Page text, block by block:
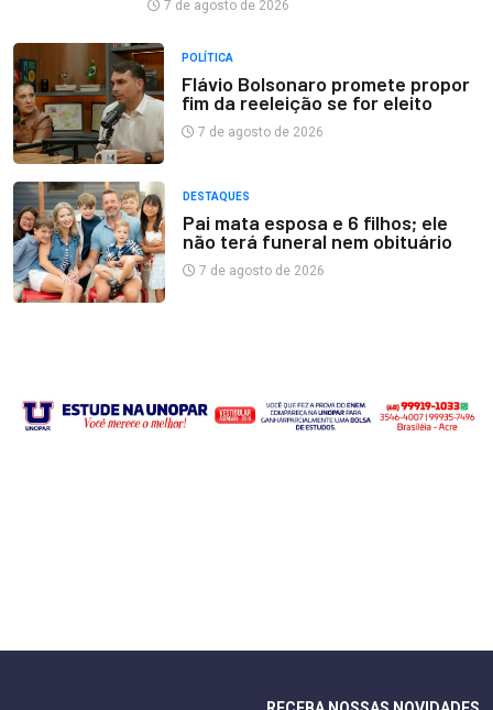
7 de agosto de 2026
POLÍTICA
Flávio Bolsonaro promete propor
fim da reeleição se for eleito
7 de agosto de 2026
DESTAQUES
Pai mata esposa e 6 filhos; ele
não terá funeral nem obituário
7 de agosto de 2026